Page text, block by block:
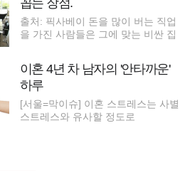
출처: 픽사베이 돈을 많이 버는 직업
을 가진 사람들은 그에 맞는 비싼 집
이혼 4년 차 남자의 '안타까운'
하루
[서울=막이슈] 이혼 스트레스는 사별
스트레스와 유사할 정도로